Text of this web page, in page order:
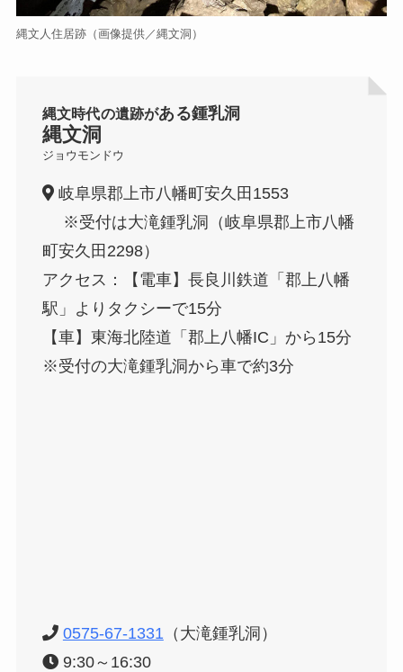
縄文人住居跡（画像提供／縄文洞）
縄文時代の遺跡がある鍾乳洞
縄文洞
ジョウモンドウ
岐阜県郡上市八幡町安久田1553
※受付は大滝鍾乳洞（岐阜県郡上市八幡
町安久田2298）
アクセス：【電車】長良川鉄道「郡上八幡
駅」よりタクシーで15分
【車】東海北陸道「郡上八幡IC」から15分
※受付の大滝鍾乳洞から車で約3分
0575-67-1331 （大滝鍾乳洞）
9:30～16:30